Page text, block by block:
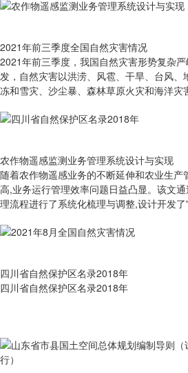
2021年前三季度全国自然灾害情况
2021年前三季度，我国自然灾害形势复杂
发，自然灾害以洪涝、风雹、干旱、台风
冻和雪灾、沙尘暴、森林草原火灾和海洋灾
农作物遥感监测业务管理系统设计与实现
随着农作物遥感业务的不断延伸和农业生产
高,业务运行管理效率问题日益凸显。该文
理流程进行了系统化梳理与调整,设计开发了
四川省自然保护区名录2018年
四川省自然保护区名录2018年